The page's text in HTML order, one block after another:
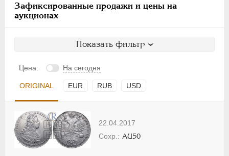
Зафиксированные продажи и цены на
аукционах
Показать фильтр
Цена: На сегодня
ORIGINAL EUR RUB USD
22.04.2017
AU50